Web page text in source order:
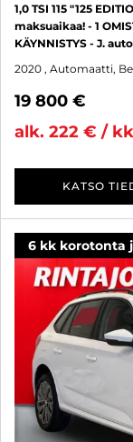
1,0 TSI 115 "125
maksuaikaa! - 1
KÄYNNISTYS - J.
2020 , Automaatti,
19 800 €
alk. 222 € / kk
KATSO
6 kk korotonta